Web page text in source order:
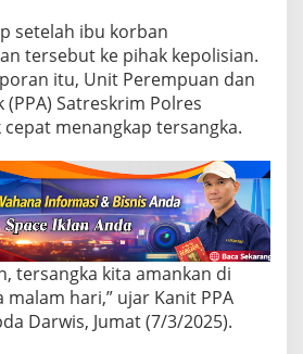
setelah ibu korban
tersebut ke pihak kepolisian.
itu, Unit Perempuan dan
Satreskrim Polres
menangkap tersangka.
tersangka kita amankan di
hari,” ujar Kanit PPA
Darwis, Jumat (7/3/2025).